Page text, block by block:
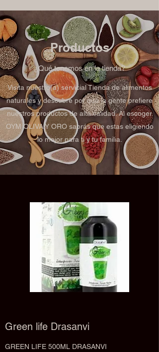
Productos
¿Qué tenemos en la tienda?
Visita nuestro(a) servicial Tienda de alimentos
naturales y descubre por qué la gente prefiere
nuestros productos de alta calidad. Al escoger
OYM OLIVA Y ORO sabrás que estas eligiendo
lo mejor para ti y tu familia.
Green life Drasanvi
GREEN LIFE 500ML DRASANVI